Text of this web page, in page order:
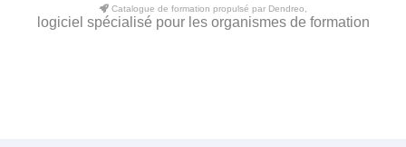
Catalogue de formation propulsé par Dendreo,
logiciel spécialisé pour les organismes de formation